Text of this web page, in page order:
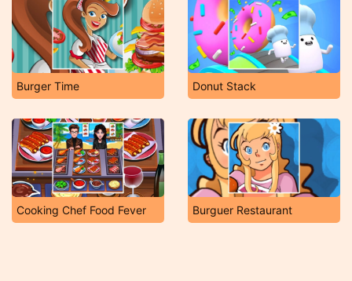
Burger Time Donut Stack
Cooking Chef Food Fever Burguer Restaurant